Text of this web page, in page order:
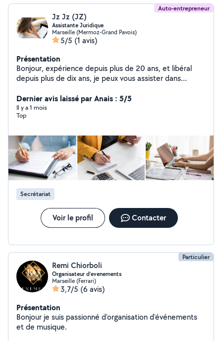
Auto-entrepreneur
Jz Jz (JZ)
Assistante Juridique
Marseille (Mermoz-Grand Pavois)
5/5 (1 avis)
Présentation
Bonjour, expérience depuis plus de 20 ans, et libéral
depuis plus de dix ans, je peux vous assister dans
dossiers) - Comptabilité (bilan, tenue comptabilité
expertise comptable) - Régularisation des papiers par le
travail (droit des étrangers) - Inscription au greffe du
société, auto entrepreneur) - Indemnisation du
préjudice corporel (Echanges avec les assurances) -
Contentieux (rédaction mise en demeure) - Formalités
auprès du greffe sur le Guichet unique (création
société, toutes modifications de sociétés, dissolution,
liquidation simple, etc...
Dernier avis laissé par Anais : 5/5
Il y a 1 mois
Top
Secrétariat
Voir le profil Contacter
Particulier
Remi Chiorboli
Organisateur d’evenements
Marseille (Ferrari)
3,7/5 (6 avis)
Présentation
Bonjour je suis passionné d'organisation d'événements
et de musique.